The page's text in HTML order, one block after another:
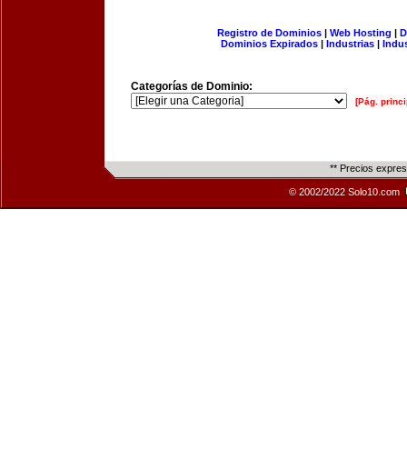
Registro de Dominios| Web Hosting |
Dominios Expirados | Industrias |
Categorías de Dominio:
[Pág.
** Precios
© 2002/2022 Solo10.com